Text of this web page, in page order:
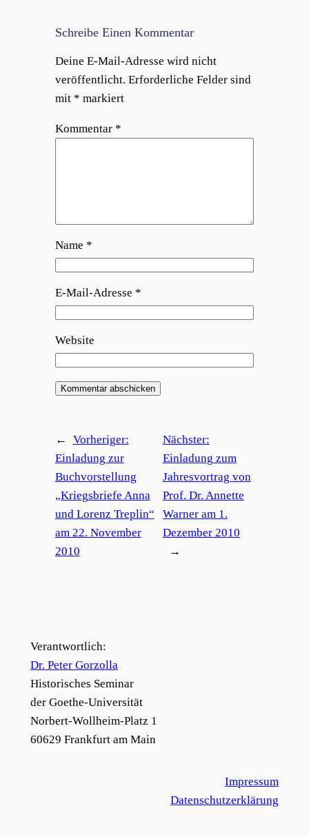
Schreibe Einen Kommentar
Deine E-Mail-Adresse wird nicht
veröffentlicht. Erforderliche Felder sind
mit * markiert
Kommentar *
Name *
E-Mail-Adresse *
Website
←
Vorheriger:
Einladung zur
Buchvorstellung
„Kriegsbriefe Anna
und Lorenz Treplin“
am 22. November
2010
Nächster:
Einladung zum
Jahresvortrag von
Prof. Dr. Annette
Warner am 1.
Dezember 2010
→
Verantwortlich:
Dr. Peter Gorzolla
Historisches Seminar
der Goethe-Universität
Norbert-Wollheim-Platz 1
60629 Frankfurt am Main
Impressum
Datenschutzerklärung